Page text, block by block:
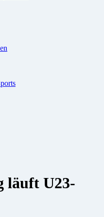
läuft U23-